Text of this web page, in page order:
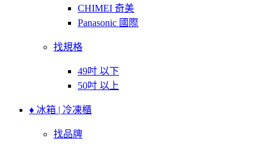
CHIMEI 奇美
Panasonic 國際
找規格
49吋 以下
50吋 以上
♦ 冰箱 | 冷凍櫃
找品牌